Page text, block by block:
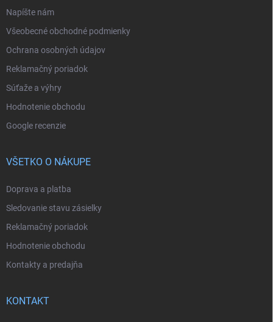
Napíšte nám
Všeobecné obchodné podmienky
Ochrana osobných údajov
Reklamačný poriadok
Súťaže a výhry
Hodnotenie obchodu
Google recenzie
VŠETKO O NÁKUPE
Doprava a platba
Sledovanie stavu zásielky
Reklamačný poriadok
Hodnotenie obchodu
Kontakty a predajňa
KONTAKT